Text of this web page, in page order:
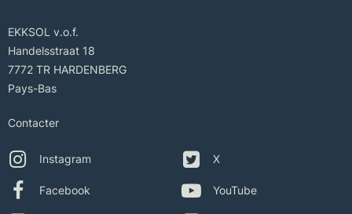
EKKSOL v.o.f.
Handelsstraat 18
7772 TR HARDENBERG
Pays-Bas
Contacter
Instagram
Facebook
X
YouTube